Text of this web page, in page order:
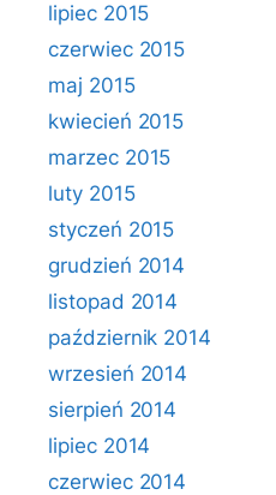
lipiec 2015
czerwiec 2015
maj 2015
kwiecień 2015
marzec 2015
luty 2015
styczeń 2015
grudzień 2014
listopad 2014
październik 2014
wrzesień 2014
sierpień 2014
lipiec 2014
czerwiec 2014